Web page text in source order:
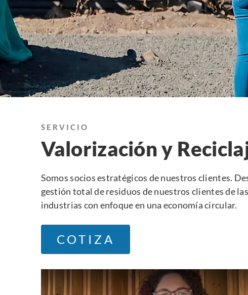
SERVICIO
Valorización y
Somos socios estratégicos de nuestros clientes.
gestión total de residuos de nuestros clientes de
industrias con enfoque en una economía circular.
COTIZA